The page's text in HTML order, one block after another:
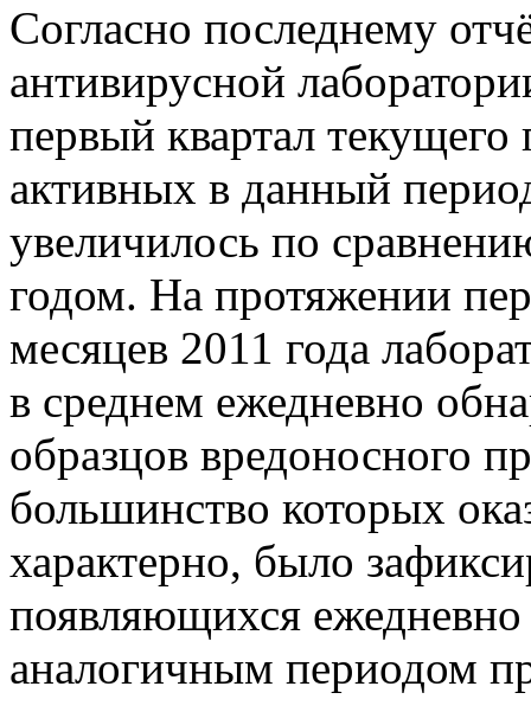
Согласно последнему
антивирусной
первый квартал текущего
активных в данный
увеличилось по
годом. На протяжении
месяцев 2011 года
в среднем ежедневно
образцов вредоносного
большинство которых
характерно, было
появляющихся
аналогичным периодом